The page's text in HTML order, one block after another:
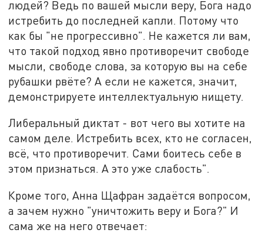
людей? Ведь по вашей мысли веру, Бога надо
истребить до последней капли. Потому что
как бы "не прогрессивно". Не кажется ли вам,
что такой подход явно противоречит свободе
мысли, свободе слова, за которую вы на себе
рубашки рвёте? А если не кажется, значит,
демонстрируете интеллектуальную нищету.
Либеральный диктат - вот чего вы хотите на
самом деле. Истребить всех, кто не согласен,
всё, что противоречит. Сами боитесь себе в
этом признаться. А это уже слабость".
Кроме того, Анна Щафран задаётся вопросом,
а зачем нужно "уничтожить веру и Бога?" И
сама же на него отвечает: